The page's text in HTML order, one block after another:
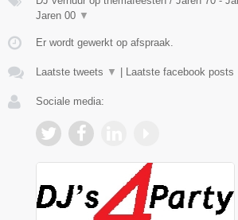
Jaren 00 ▼
Er wordt gewerkt op afspraak.
Laatste tweets ▼ Laatste facebook posts
Sociale media: